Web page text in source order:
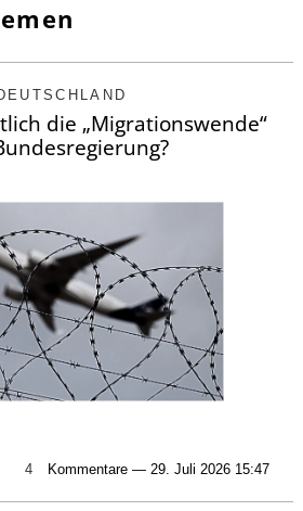
die „Migrationswende“
4 Kommentare — 29. Juli 2026 15:47